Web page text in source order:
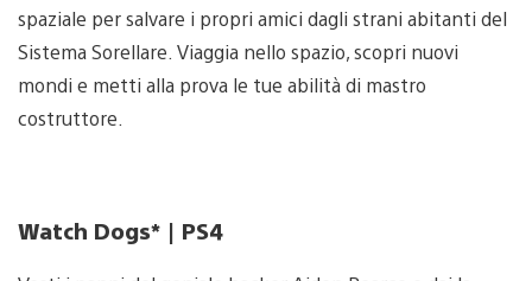
spaziale per salvare i propri amici dagli strani abitanti del
Sistema Sorellare. Viaggia nello spazio, scopri nuovi
mondi e metti alla prova le tue abilità di mastro
costruttore.
Watch Dogs* | PS4